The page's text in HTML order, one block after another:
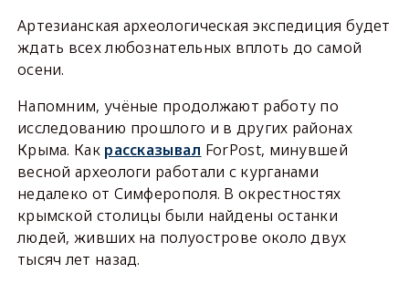
Артезианская археологическая экспедиция будет
ждать всех любознательных вплоть до самой
осени.
Напомним, учёные продолжают работу по
исследованию прошлого и в других районах
Крыма. Как рассказывал ForPost, минувшей
весной археологи работали с курганами
недалеко от Симферополя. В окрестностях
крымской столицы были найдены останки
людей, живших на полуострове около двух
тысяч лет назад.